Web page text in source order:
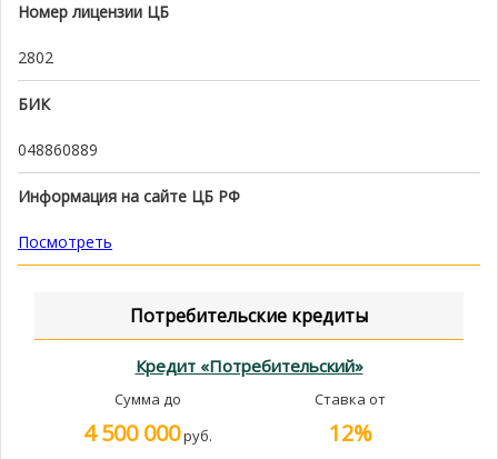
Номер лицензии ЦБ
2802
БИК
048860889
Информация на сайте ЦБ РФ
Посмотреть
Потребительские кредиты
Кредит «Потребительский»
Сумма до
4 500 000руб.
Ставка от
12%